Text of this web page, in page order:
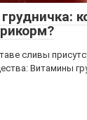
сливы
Витамины